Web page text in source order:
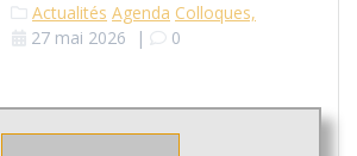
Actualités Agenda Colloques,
27 mai 2026 | 0